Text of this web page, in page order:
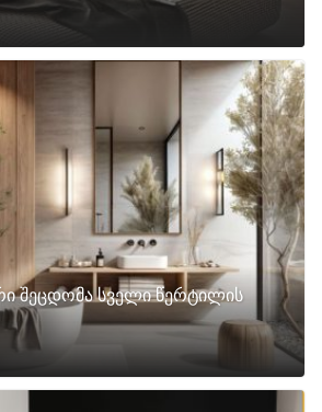
შეცდომა სველი წერტილის